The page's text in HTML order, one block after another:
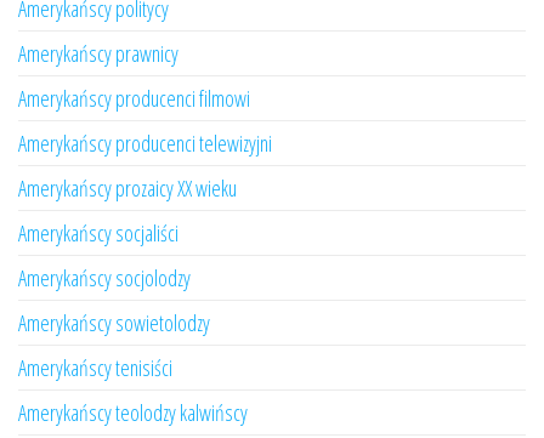
Amerykańscy politycy
Amerykańscy prawnicy
Amerykańscy producenci filmowi
Amerykańscy producenci telewizyjni
Amerykańscy prozaicy XX wieku
Amerykańscy socjaliści
Amerykańscy socjolodzy
Amerykańscy sowietolodzy
Amerykańscy tenisiści
Amerykańscy teolodzy kalwińscy